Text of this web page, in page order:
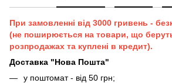
При замовленні від 3000 гривень -
(не поширюється на товари, що
розпродажах та куплені в кредит).
Доставка "Нова Пошта"
у поштомат - від 50 грн;